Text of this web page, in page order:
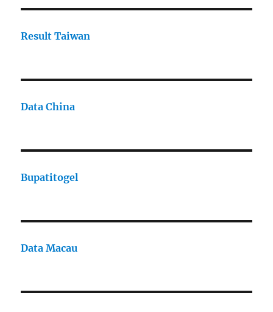
Result Taiwan
Data China
Bupatitogel
Data Macau